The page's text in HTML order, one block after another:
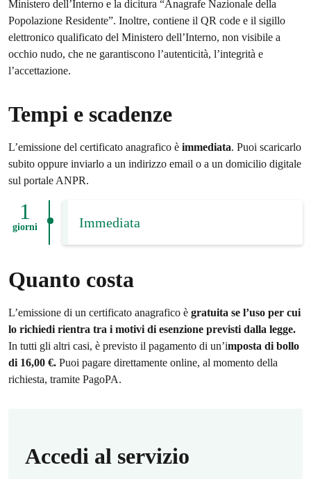
Ministero dell’Interno e la dicitura “Anagrafe Nazionale della
Popolazione Residente”. Inoltre, contiene il QR code e il sigillo
elettronico qualificato del Ministero dell’Interno, non visibile a
occhio nudo, che ne garantiscono l’autenticità, l’integrità e
l’accettazione.
Tempi e scadenze
L’emissione del certificato anagrafico è immediata. Puoi scaricarlo
subito oppure inviarlo a un indirizzo email o a un domicilio digitale
sul portale ANPR.
1
giorni Immediata
Quanto costa
L’emissione di un certificato anagrafico è gratuita se l’uso per cui
lo richiedi rientra tra i motivi di esenzione previsti dalla legge.
In tutti gli altri casi, è previsto il pagamento di un’imposta di bollo
di 16,00 €. Puoi pagare direttamente online, al momento della
richiesta, tramite PagoPA.
Accedi al servizio